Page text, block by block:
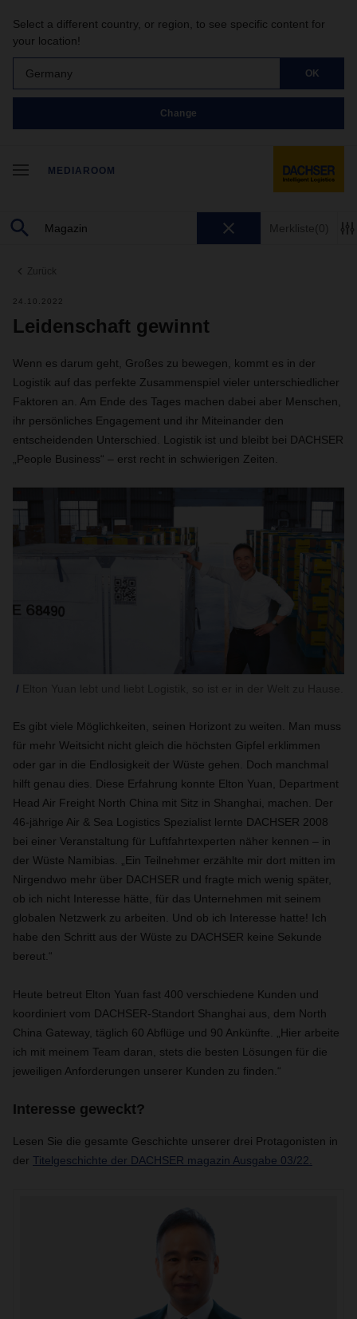
Select a different country, or region, to see specific content for
your location!
Germany OK
Change
MEDIAROOM
Merkliste(0)
Zurück
24.10.2022
Leidenschaft gewinnt
Wenn es darum geht, Großes zu bewegen, kommt es in der
Logistik auf das perfekte Zusammenspiel vieler unterschiedlicher
Faktoren an. Am Ende des Tages machen dabei aber Menschen,
ihr persönliches Engagement und ihr Miteinander den
entscheidenden Unterschied. Logistik ist und bleibt bei DACHSER
„People Business“ – erst recht in schwierigen Zeiten.
Es gibt viele Möglichkeiten, seinen Horizont zu weiten. Man muss
für mehr Weitsicht nicht gleich die höchsten Gipfel erklimmen
oder gar in die Endlosigkeit der Wüste gehen. Doch manchmal
hilft genau dies. Diese Erfahrung konnte Elton Yuan, Department
Head Air Freight North China mit Sitz in Shanghai, machen. Der
46-jährige Air & Sea Logistics Spezialist lernte DACHSER 2008
bei einer Veranstaltung für Luftfahrtexperten näher kennen – in
der Wüste Namibias. „Ein Teilnehmer erzählte mir dort mitten im
Nirgendwo mehr über DACHSER und fragte mich wenig später,
ob ich nicht Interesse hätte, für das Unternehmen mit seinem
globalen Netzwerk zu arbeiten. Und ob ich Interesse hatte! Ich
habe den Schritt aus der Wüste zu DACHSER keine Sekunde
bereut.“
Heute betreut Elton Yuan fast 400 verschiedene Kunden und
koordiniert vom DACHSER-Standort Shanghai aus, dem North
China Gateway, täglich 60 Abflüge und 90 Ankünfte. „Hier arbeite
ich mit meinem Team daran, stets die besten Lösungen für die
jeweiligen Anforderungen unserer Kunden zu finden.“
Interesse geweckt?
Lesen Sie die gesamte Geschichte unserer drei Protagonisten in
der Titelgeschichte der DACHSER magazin Ausgabe 03/22.